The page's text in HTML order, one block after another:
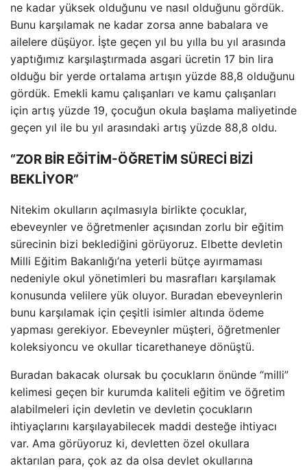
ne kadar yüksek olduğunu ve nasıl olduğunu gördük.
Bunu karşılamak ne kadar zorsa anne babalara ve
ailelere düşüyor. İşte geçen yıl bu yılla bu yıl arasında
yaptığımız karşılaştırmada asgari ücretin 17 bin lira
olduğu bir yerde ortalama artışın yüzde 88,8 olduğunu
gördük. Emekli kamu çalışanları ve kamu çalışanları
için artış yüzde 19, çocuğun okula başlama maliyetinde
geçen yıl ile bu yıl arasındaki artış yüzde 88,8 oldu.
“ZOR BİR EĞİTİM-ÖĞRETİM SÜRECİ BİZİ
BEKLİYOR”
Nitekim okulların açılmasıyla birlikte çocuklar,
ebeveynler ve öğretmenler açısından zorlu bir eğitim
sürecinin bizi beklediğini görüyoruz. Elbette devletin
Milli Eğitim Bakanlığı’na yeterli bütçe ayırmaması
nedeniyle okul yönetimleri bu masrafları karşılamak
konusunda velilere yük oluyor. Buradan ebeveynlerin
bunu karşılamak için çeşitli isimler altında ödeme
yapması gerekiyor. Ebeveynler müşteri, öğretmenler
koleksiyoncu ve okullar ticarethaneye dönüştü.
Buradan bakacak olursak bu çocukların önünde “milli”
kelimesi geçen bir kurumda kaliteli eğitim ve öğretim
alabilmeleri için devletin ve devletin çocukların
ihtiyaçlarını karşılayabilecek maddi desteğe ihtiyacı
var. Ama görüyoruz ki, devletten özel okullara
aktarılan para, çok az da olsa devlet okullarına